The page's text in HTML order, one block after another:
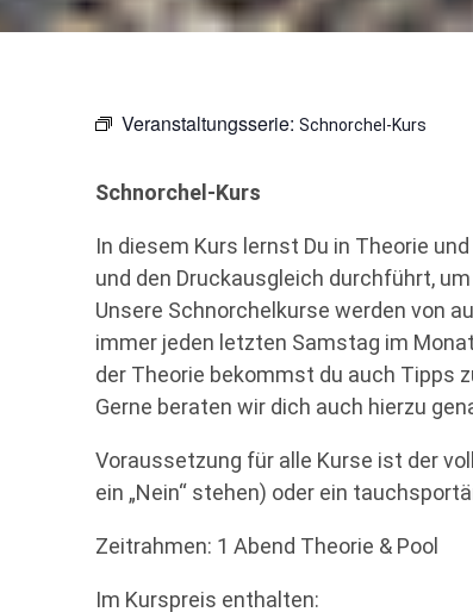
Veranstaltungsserie: Schnorchel-Kurs
Schnorchel-Kurs
In diesem Kurs lernst Du in Theorie
und den Druckausgleich durchführt,
Unsere Schnorchelkurse werden von
immer jeden letzten Samstag im
der Theorie bekommst du auch Tipps
Gerne beraten wir dich auch hierzu
Voraussetzung für alle Kurse ist der
ein „Nein“ stehen) oder ein
Zeitrahmen: 1 Abend Theorie & Pool
Im Kurspreis enthalten: